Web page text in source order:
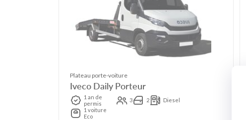
Plateau porte-voiture
Iveco Daily Porteur
1 an de
permis
3 2
Diesel
1 voiture
Eco